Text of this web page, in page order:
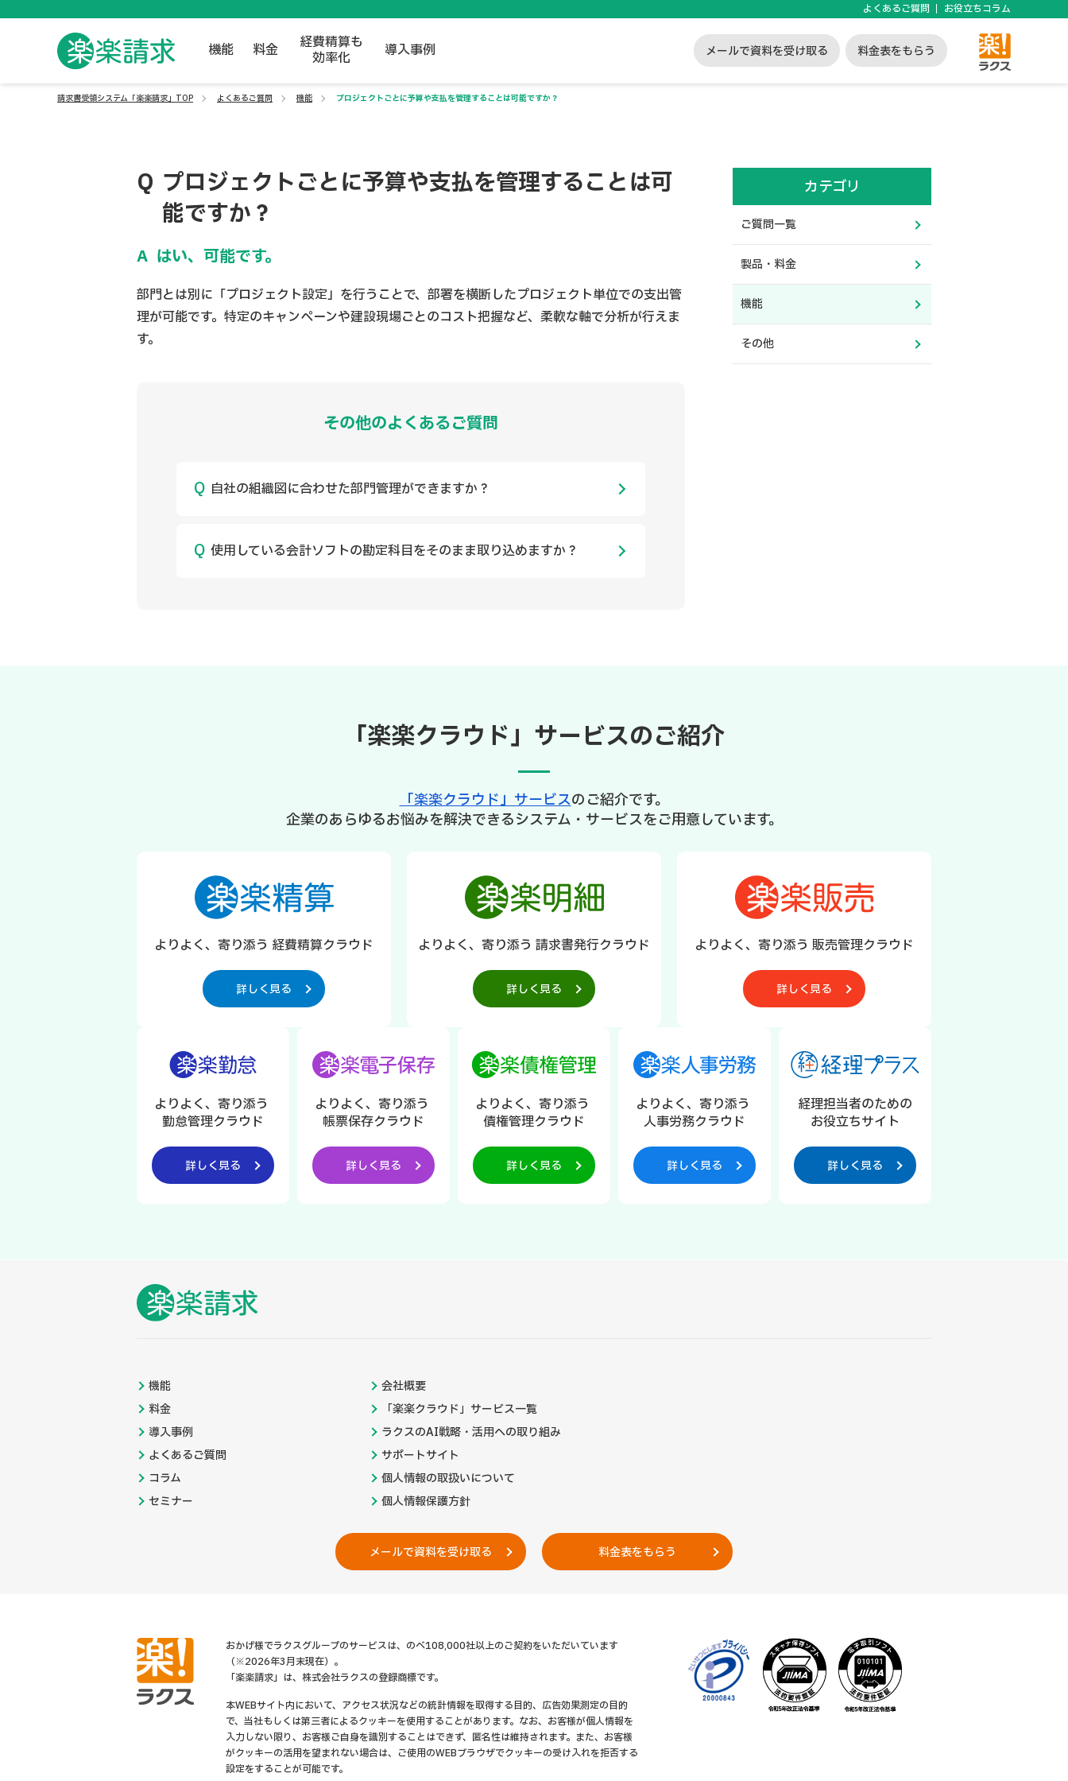
よくあるご質問 お役立ちコラム
機能 料金
経費精算も
効率化
導入事例 メールで資料を受け取る 料金表をもらう
請求書受領システム「楽楽請求」TOP よくあるご質問 機能 プロジェクトごとに予算や支払を管理することは可能ですか？
プロジェクトごとに予算や支払を管理することは可
能ですか？
はい、可能です。
部門とは別に「プロジェクト設定」を行うことで、部署を横断したプロジェクト単位での支出管
理が可能です。特定のキャンペーンや建設現場ごとのコスト把握など、柔軟な軸で分析が行えま
す。
その他のよくあるご質問
自社の組織図に合わせた部門管理ができますか？
使用している会計ソフトの勘定科目をそのまま取り込めますか？
カテゴリ
ご質問一覧
製品・料金
機能
その他
「楽楽クラウド」サービスのご紹介
「楽楽クラウド」サービスのご紹介です。
企業のあらゆるお悩みを解決できるシステム・サービスをご用意しています。
よりよく、寄り添う 経費精算クラウド
詳しく見る
よりよく、寄り添う 請求書発行クラウド
詳しく見る
よりよく、寄り添う 販売管理クラウド
詳しく見る
よりよく、寄り添う
勤怠管理クラウド
詳しく見る
よりよく、寄り添う
帳票保存クラウド
詳しく見る
よりよく、寄り添う
債権管理クラウド
詳しく見る
よりよく、寄り添う
人事労務クラウド
詳しく見る
経理担当者のための
お役立ちサイト
詳しく見る
機能
料金
導入事例
よくあるご質問
コラム
セミナー
会社概要
「楽楽クラウド」サービス一覧
ラクスのAI戦略・活用への取り組み
サポートサイト
個人情報の取扱いについて
個人情報保護方針
メールで資料を受け取る 料金表をもらう
おかげ様でラクスグループのサービスは、のべ108,000社以上のご契約をいただいています
（※2026年3月末現在）。
「楽楽請求」は、株式会社ラクスの登録商標です。
本WEBサイト内において、アクセス状況などの統計情報を取得する目的、広告効果測定の目的
で、当社もしくは第三者によるクッキーを使用することがあります。なお、お客様が個人情報を
入力しない限り、お客様ご自身を識別することはできず、匿名性は維持されます。また、お客様
がクッキーの活用を望まれない場合は、ご使用のWEBブラウザでクッキーの受け入れを拒否する
設定をすることが可能です。